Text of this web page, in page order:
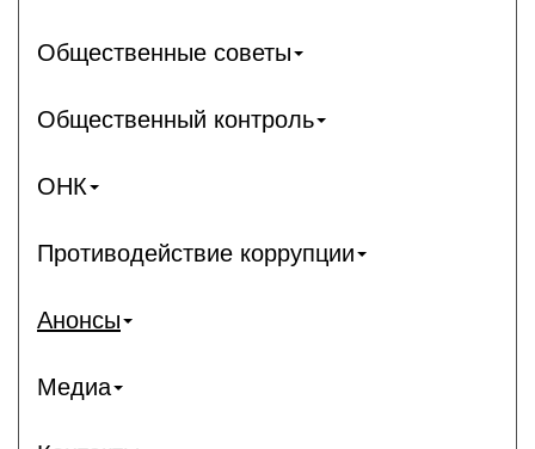
Общественные советы
Общественный контроль
ОНК
Противодействие коррупции
Анонсы
Медиа